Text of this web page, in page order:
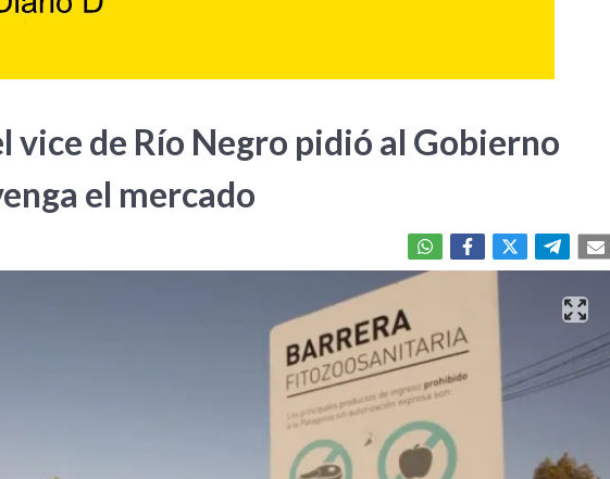
vice de Río Negro pidió al Gobierno
el mercado